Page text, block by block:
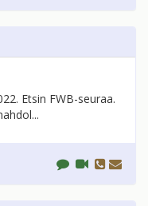
Etsin FWB-seuraa.